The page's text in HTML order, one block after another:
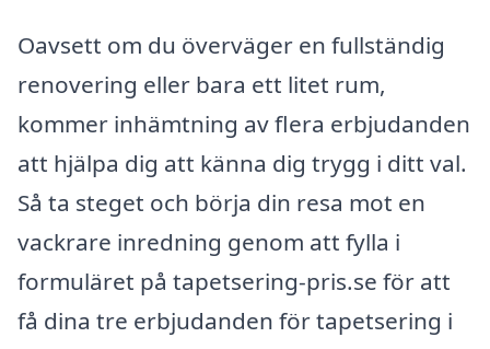
Oavsett om du överväger en fullständig
renovering eller bara ett litet rum,
kommer inhämtning av flera erbjudanden
att hjälpa dig att känna dig trygg i ditt val.
Så ta steget och börja din resa mot en
vackrare inredning genom att fylla i
formuläret på tapetsering-pris.se för att
få dina tre erbjudanden för tapetsering i